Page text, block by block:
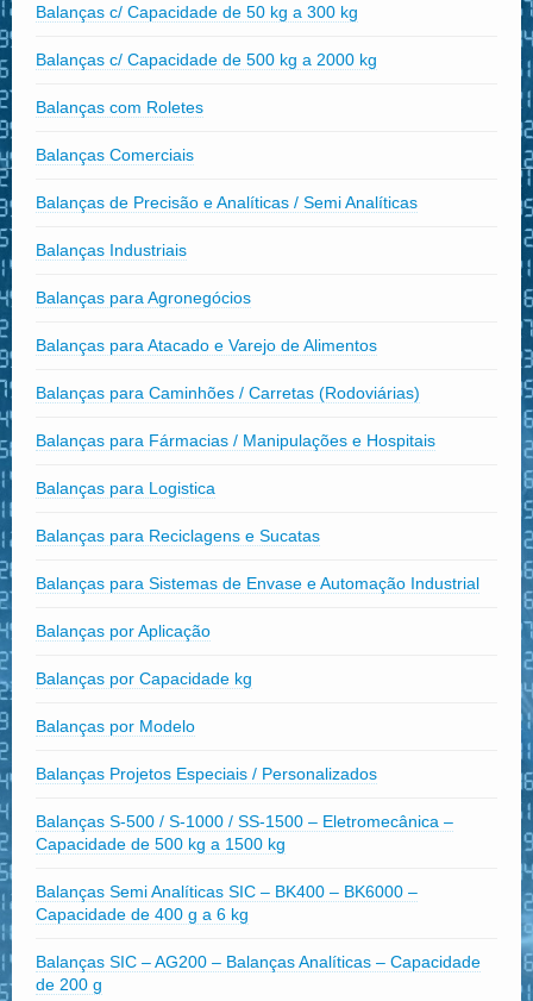
Balanças c/ Capacidade de 50 kg a 300 kg
Balanças c/ Capacidade de 500 kg a 2000 kg
Balanças com Roletes
Balanças Comerciais
Balanças de Precisão e Analíticas / Semi Analíticas
Balanças Industriais
Balanças para Agronegócios
Balanças para Atacado e Varejo de Alimentos
Balanças para Caminhões / Carretas (Rodoviárias)
Balanças para Fármacias / Manipulações e Hospitais
Balanças para Logistica
Balanças para Reciclagens e Sucatas
Balanças para Sistemas de Envase e Automação Industrial
Balanças por Aplicação
Balanças por Capacidade kg
Balanças por Modelo
Balanças Projetos Especiais / Personalizados
Balanças S-500 / S-1000 / SS-1500 – Eletromecânica –
Capacidade de 500 kg a 1500 kg
Balanças Semi Analíticas SIC – BK400 – BK6000 –
Capacidade de 400 g a 6 kg
Balanças SIC – AG200 – Balanças Analíticas – Capacidade
de 200 g